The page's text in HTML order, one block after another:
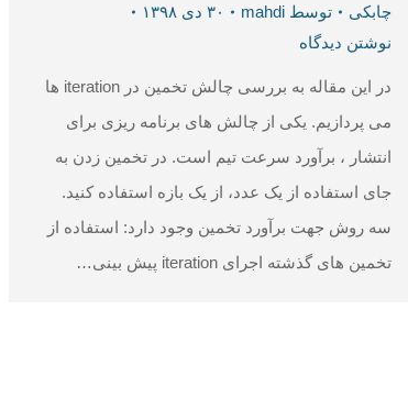
چابکی توسط mahdi
۳۰ دی ۱۳۹۸
نوشتن دیدگاه
در این مقاله به بررسی چالش تخمین در iteration ها
می پردازیم. یکی از چالش های برنامه ریزی برای
انتشار ، برآورد سرعت تیم است. در تخمین زدن به
جای استفاده از یک عدد، از یک بازه استفاده کنید.
سه روش جهت برآورد تخمین وجود دارد: استفاده از
تخمین های گذشته اجرای iteration پیش بینی…